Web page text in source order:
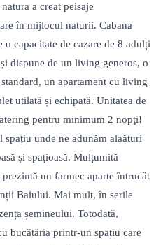
a creat peisaje
în mijlocul naturii. Cabana
o capacitate de cazare de 8 adulți
dispune de un living generos, o
un apartament cu living
utilată și echipată. Unitatea de
pentru minimum 2 nopţi!
spațiu unde ne adunăm alaături
și spațioasă. Mulțumită
un farmec aparte întrucât
Baiului. Mai mult, în serile
șemineului. Totodată,
bucătăria printr-un spațiu care